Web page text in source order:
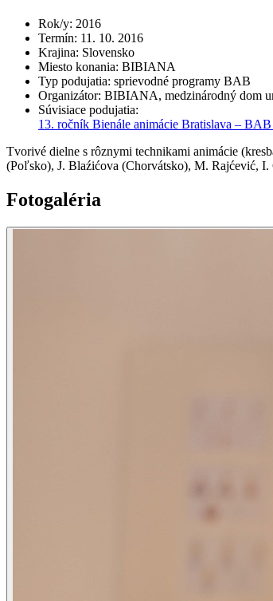
Rok/y: 2016
Termín: 11. 10. 2016
Krajina: Slovensko
Miesto konania: BIBIANA
Typ podujatia: sprievodné programy BAB
Organizátor: BIBIANA, medzinárodný dom
Súvisiace podujatia:
13. ročník Bienále animácie Bratislava –
Tvorivé dielne s rôznymi technikami animácie
(Poľsko), J. Blaźićova (Chorvátsko), M. Rajćević,
Fotogaléria